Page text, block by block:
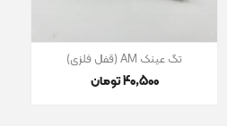
تگ عینک AM (قفل فلزی)
40٬500 تومان